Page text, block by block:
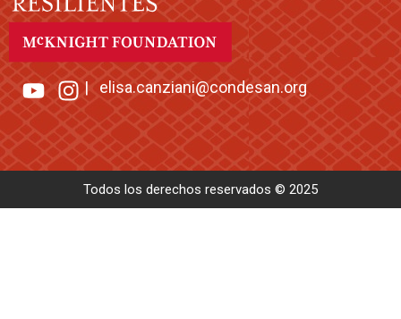
|elisa.canziani@condesan.org
Todos los derechos reservados © 2025